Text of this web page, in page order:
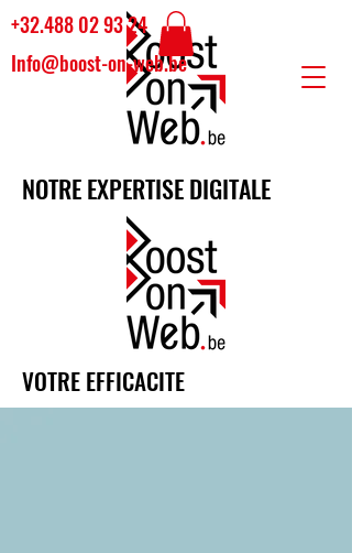
+32.488 02 93 24
Info@boost-on-web.be
NOTRE EXPERTISE DIGITALE
VOTRE EFFICACITE